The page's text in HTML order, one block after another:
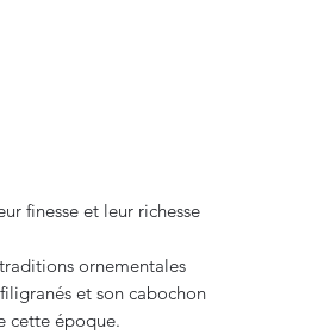
finesse et leur richesse
ornementales
et son cabochon
cette époque.